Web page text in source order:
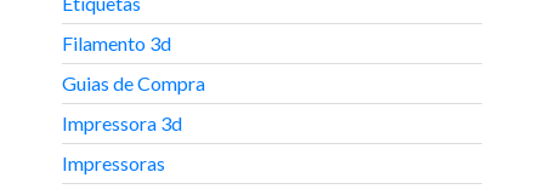
Filamento 3d
Guias de Compra
Impressora 3d
Impressoras